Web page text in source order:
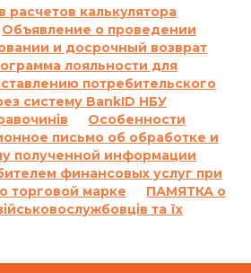
имеет право
годовых от просроченной
включающую
и не начисляются на
которая меньше 100 (сто)
за нарушение
от Кредитодателя по
расчетов калькулятора
Объявление о проведении
и досрочный возврат
лояльности для
потребительского
систему BankID НБУ
Особенности
письмо об обработке и
полученной информации
финансовых услуг при
торговой марке
ПАМЯТКА о
та їх